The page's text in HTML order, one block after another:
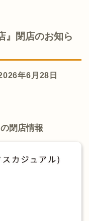
』閉店のお知ら
年6月28日
閉店情報